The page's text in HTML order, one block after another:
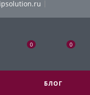
|
0 0
БЛОГ